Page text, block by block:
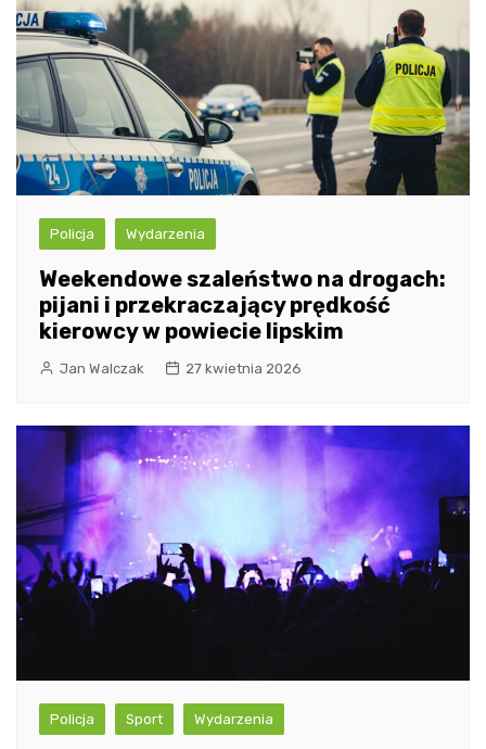
Policja Wydarzenia
Weekendowe szaleństwo na drogach:
pijani i przekraczający prędkość
kierowcy w powiecie lipskim
Jan Walczak 27 kwietnia 2026
Policja Sport Wydarzenia